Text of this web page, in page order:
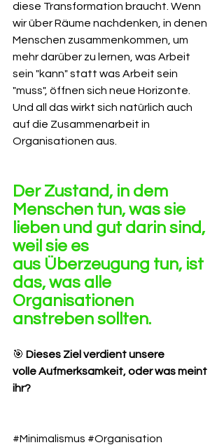
diese Transformation braucht. Wenn
wir über Räume nachdenken, in denen
Menschen zusammenkommen, um
mehr darüber zu lernen, was Arbeit
sein "kann" statt was Arbeit sein
"muss", öffnen sich neue Horizonte.
Und all das wirkt sich natürlich auch
auf die Zusammenarbeit in
Organisationen aus.
Der Zustand, in dem
Menschen tun, was sie
lieben und gut darin sind,
weil sie es
aus Überzeugung tun, ist
das, was alle
Organisationen
anstreben sollten.
🎯 Dieses Ziel verdient unsere
volle Aufmerksamkeit, oder was meint
ihr?
#Minimalismus #Organisation